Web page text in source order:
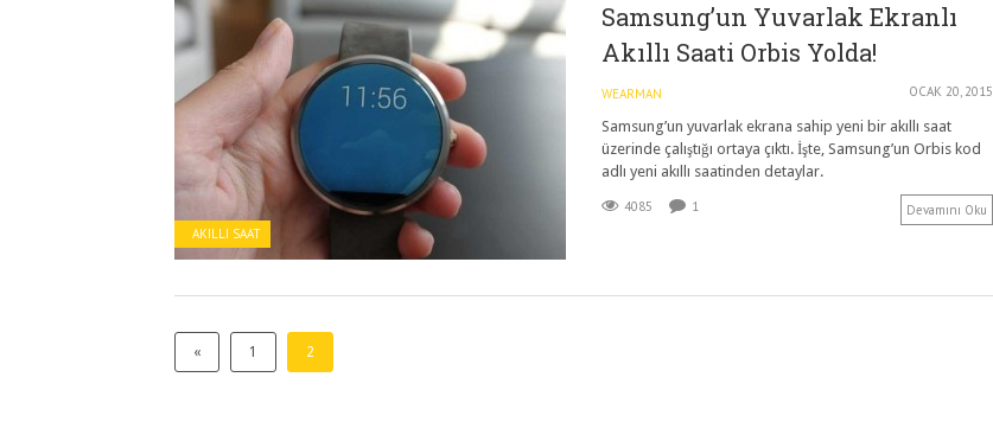
AKILLI SAAT
Samsung’un Yuvarlak Ekranlı
Akıllı Saati Orbis Yolda!
WEARMAN OCAK 20, 2015
Samsung’un yuvarlak ekrana sahip yeni bir akıllı saat
üzerinde çalıştığı ortaya çıktı. İşte, Samsung’un Orbis kod
adlı yeni akıllı saatinden detaylar.
4085 1 Devamını Oku
« 1 2